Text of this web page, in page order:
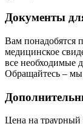
Документы
Вам понадобятся
медицинское
все необходимые
Обращайтесь – мы
Цена на траурный